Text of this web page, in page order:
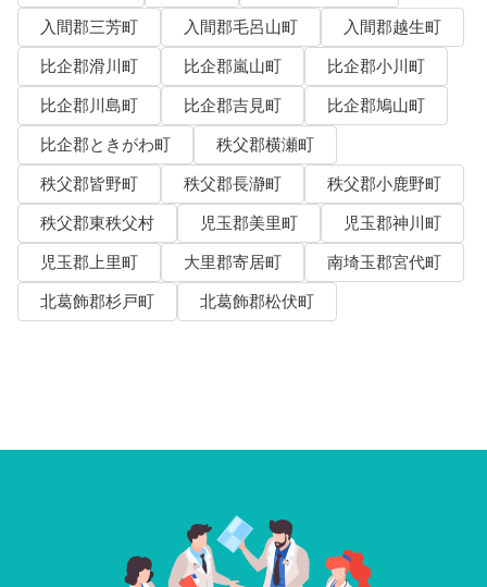
入間郡三芳町
入間郡毛呂山町
入間郡越生町
比企郡滑川町
比企郡嵐山町
比企郡小川町
比企郡川島町
比企郡吉見町
比企郡鳩山町
比企郡ときがわ町
秩父郡横瀬町
秩父郡皆野町
秩父郡長瀞町
秩父郡小鹿野町
秩父郡東秩父村
児玉郡美里町
児玉郡神川町
児玉郡上里町
大里郡寄居町
南埼玉郡宮代町
北葛飾郡杉戸町
北葛飾郡松伏町